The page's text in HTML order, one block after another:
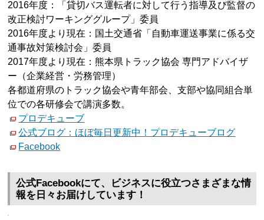
2016年度：「貸切バス運転者に対して行う指導及び監督の
改正検討ワーキンググループ」委員
2016年度より現在：国土交通省「自動車運送事業に係る交
通事故対策検討会」委員
2017年度より現在：熊本県トラック協会 専門アドバイザ
ー（企業経営・労務管理）
各都道府県のトラック協会や青年部会、支部や協同組合単
位での各研修会で講演多数。
プロデキューブ
公式ブログ：ほぼ毎日更新中！プロデキューブログ
Facebook
公式Facebookにて、ビジネスに役立つさまざまな情
報を日々お届けしています！